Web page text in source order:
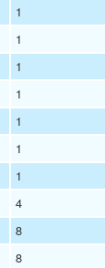
1
1
1
1
1
1
1
4
8
8